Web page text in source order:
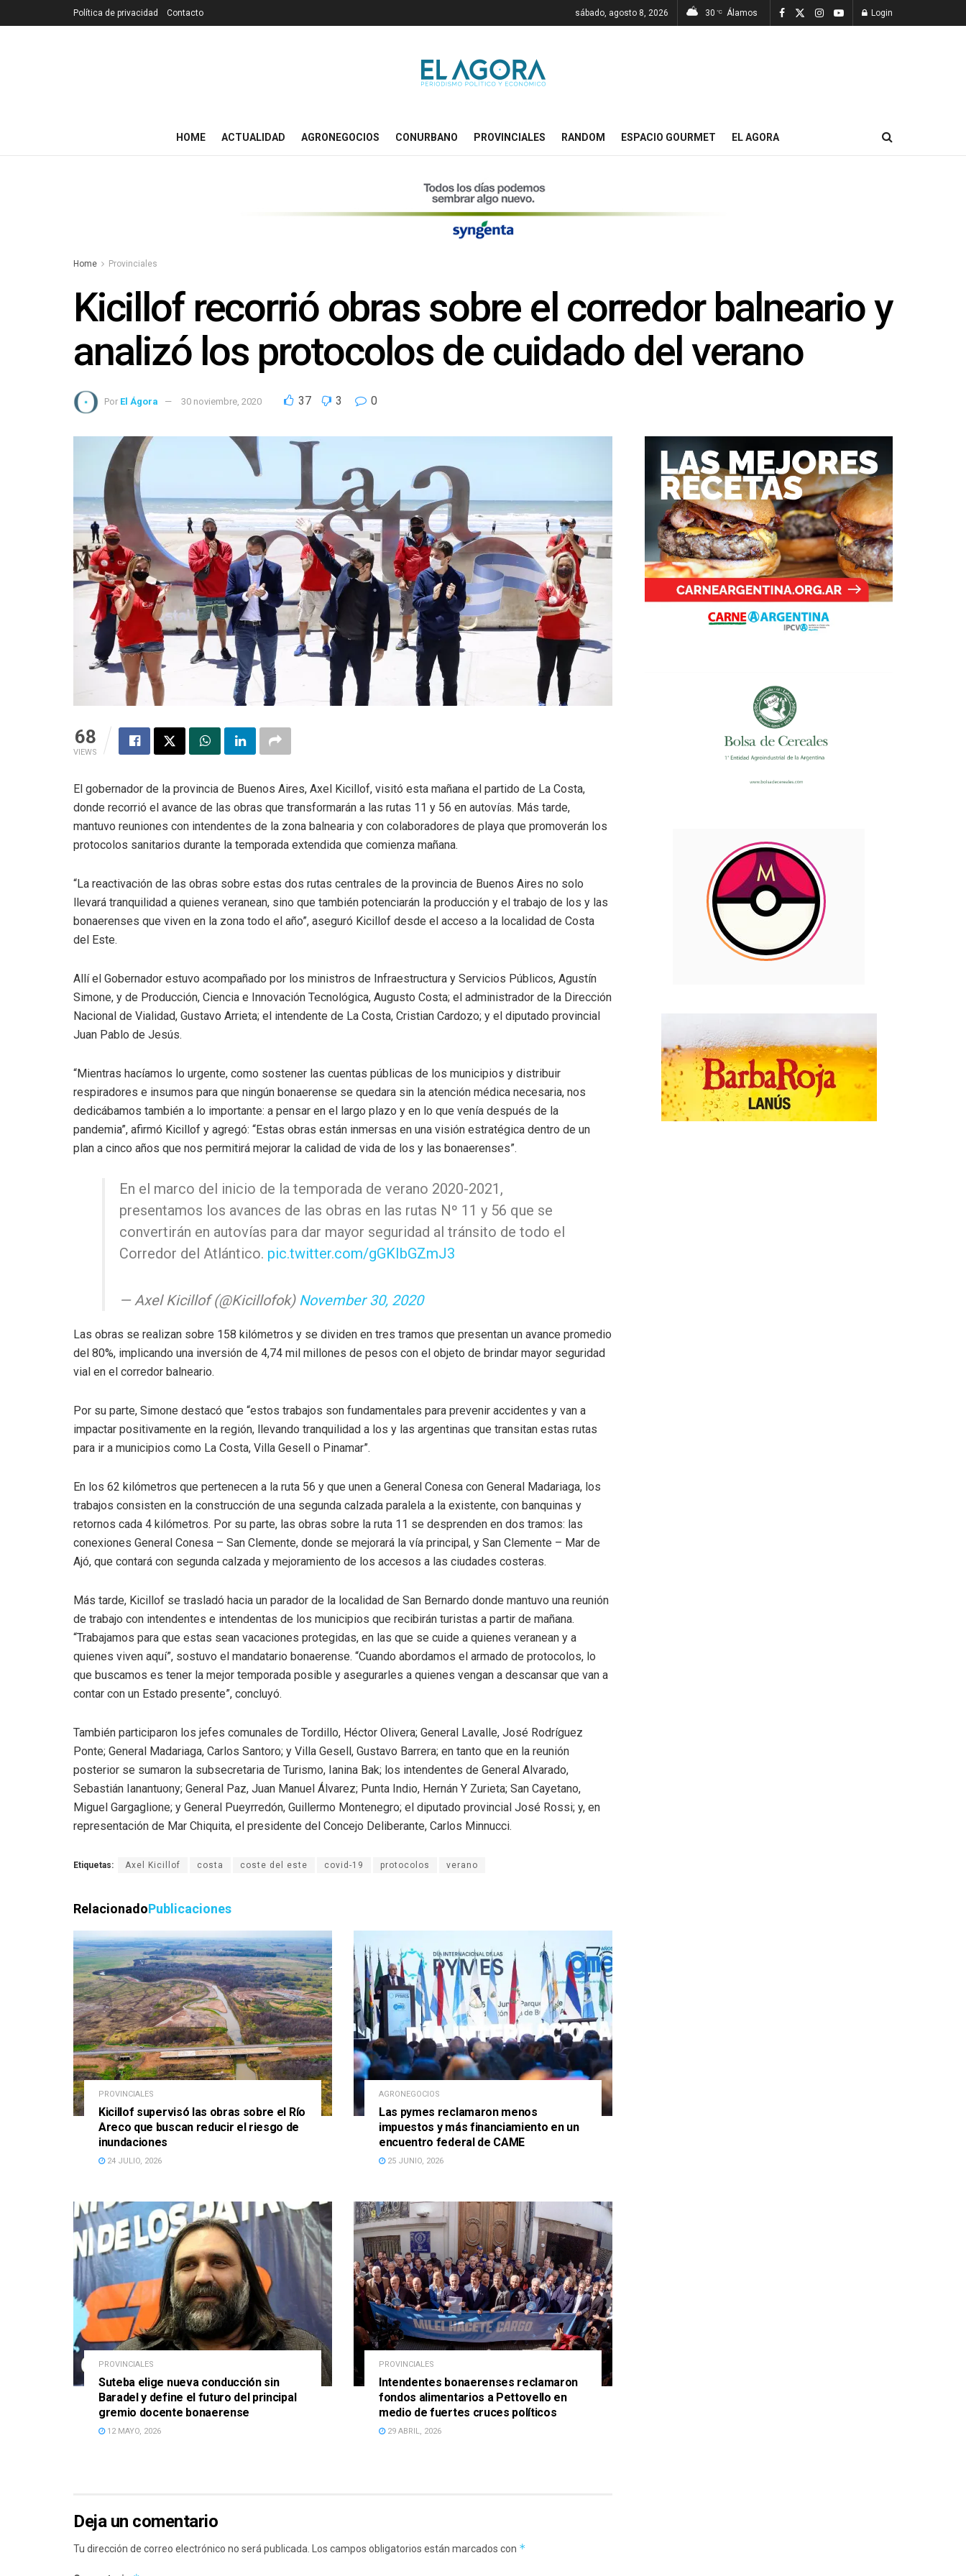
Política de privacidad Contacto sábado, agosto 8, 2026 30 °C Álamos Login
HOME ACTUALIDAD AGRONEGOCIOS CONURBANO PROVINCIALES RANDOM ESPACIO GOURMET EL AGORA
Home Provinciales
Kicillof recorrió obras sobre el corredor balneario y
analizó los protocolos de cuidado del verano
Por El Ágora 30 noviembre, 2020 37 3 0
68
VIEWS
El gobernador de la provincia de Buenos Aires, Axel Kicillof, visitó esta mañana el partido de La Costa,
donde recorrió el avance de las obras que transformarán a las rutas 11 y 56 en autovías. Más tarde,
mantuvo reuniones con intendentes de la zona balnearia y con colaboradores de playa que promoverán los
protocolos sanitarios durante la temporada extendida que comienza mañana.
“La reactivación de las obras sobre estas dos rutas centrales de la provincia de Buenos Aires no solo
llevará tranquilidad a quienes veranean, sino que también potenciarán la producción y el trabajo de los y las
bonaerenses que viven en la zona todo el año”, aseguró Kicillof desde el acceso a la localidad de Costa
del Este.
Allí el Gobernador estuvo acompañado por los ministros de Infraestructura y Servicios Públicos, Agustín
Simone, y de Producción, Ciencia e Innovación Tecnológica, Augusto Costa; el administrador de la Dirección
Nacional de Vialidad, Gustavo Arrieta; el intendente de La Costa, Cristian Cardozo; y el diputado provincial
Juan Pablo de Jesús.
“Mientras hacíamos lo urgente, como sostener las cuentas públicas de los municipios y distribuir
respiradores e insumos para que ningún bonaerense se quedara sin la atención médica necesaria, nos
dedicábamos también a lo importante: a pensar en el largo plazo y en lo que venía después de la
pandemia”, afirmó Kicillof y agregó: “Estas obras están inmersas en una visión estratégica dentro de un
plan a cinco años que nos permitirá mejorar la calidad de vida de los y las bonaerenses”.
En el marco del inicio de la temporada de verano 2020-2021,
presentamos los avances de las obras en las rutas Nº 11 y 56 que se
convertirán en autovías para dar mayor seguridad al tránsito de todo el
Corredor del Atlántico. pic.twitter.com/gGKIbGZmJ3
— Axel Kicillof (@Kicillofok) November 30, 2020
Las obras se realizan sobre 158 kilómetros y se dividen en tres tramos que presentan un avance promedio
del 80%, implicando una inversión de 4,74 mil millones de pesos con el objeto de brindar mayor seguridad
vial en el corredor balneario.
Por su parte, Simone destacó que “estos trabajos son fundamentales para prevenir accidentes y van a
impactar positivamente en la región, llevando tranquilidad a los y las argentinas que transitan estas rutas
para ir a municipios como La Costa, Villa Gesell o Pinamar”.
En los 62 kilómetros que pertenecen a la ruta 56 y que unen a General Conesa con General Madariaga, los
trabajos consisten en la construcción de una segunda calzada paralela a la existente, con banquinas y
retornos cada 4 kilómetros. Por su parte, las obras sobre la ruta 11 se desprenden en dos tramos: las
conexiones General Conesa – San Clemente, donde se mejorará la vía principal, y San Clemente – Mar de
Ajó, que contará con segunda calzada y mejoramiento de los accesos a las ciudades costeras.
Más tarde, Kicillof se trasladó hacia un parador de la localidad de San Bernardo donde mantuvo una reunión
de trabajo con intendentes e intendentas de los municipios que recibirán turistas a partir de mañana.
“Trabajamos para que estas sean vacaciones protegidas, en las que se cuide a quienes veranean y a
quienes viven aquí”, sostuvo el mandatario bonaerense. “Cuando abordamos el armado de protocolos, lo
que buscamos es tener la mejor temporada posible y asegurarles a quienes vengan a descansar que van a
contar con un Estado presente”, concluyó.
También participaron los jefes comunales de Tordillo, Héctor Olivera; General Lavalle, José Rodríguez
Ponte; General Madariaga, Carlos Santoro; y Villa Gesell, Gustavo Barrera; en tanto que en la reunión
posterior se sumaron la subsecretaria de Turismo, Ianina Bak; los intendentes de General Alvarado,
Sebastián Ianantuony; General Paz, Juan Manuel Álvarez; Punta Indio, Hernán Y Zurieta; San Cayetano,
Miguel Gargaglione; y General Pueyrredón, Guillermo Montenegro; el diputado provincial José Rossi; y, en
representación de Mar Chiquita, el presidente del Concejo Deliberante, Carlos Minnucci.
Etiquetas: Axel Kicillof costa coste del este covid-19 protocolos verano
RelacionadoPublicaciones
PROVINCIALES
Kicillof supervisó las obras sobre el Río
Areco que buscan reducir el riesgo de
inundaciones
24 JULIO, 2026
AGRONEGOCIOS
Las pymes reclamaron menos
impuestos y más financiamiento en un
encuentro federal de CAME
25 JUNIO, 2026
PROVINCIALES
Suteba elige nueva conducción sin
Baradel y define el futuro del principal
gremio docente bonaerense
12 MAYO, 2026
PROVINCIALES
Intendentes bonaerenses reclamaron
fondos alimentarios a Pettovello en
medio de fuertes cruces políticos
29 ABRIL, 2026
Deja un comentario
Tu dirección de correo electrónico no será publicada. Los campos obligatorios están marcados con *